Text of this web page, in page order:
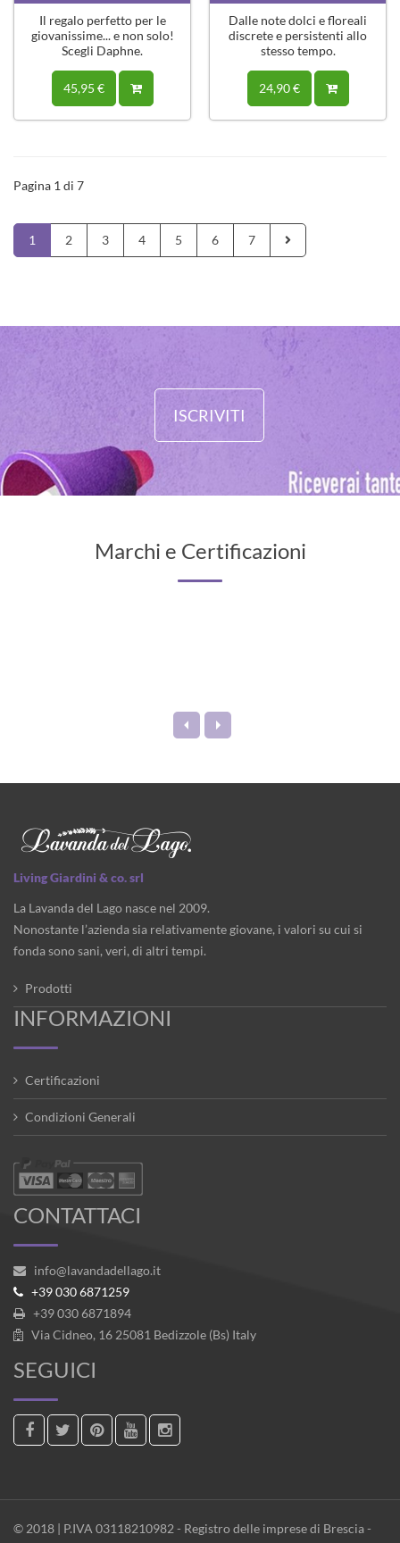
Il regalo perfetto per le
giovanissime... e non solo!
Scegli Daphne.
45,95 €
Dalle note dolci e floreali
discrete e persistenti allo
stesso tempo.
24,90 €
Pagina 1 di 7
1 2 3 4 5 6 7
ISCRIVITI
Marchi e Certificazioni
Living Giardini & co. srl
La Lavanda del Lago nasce nel 2009.
Nonostante l’azienda sia relativamente giovane, i valori su cui si
fonda sono sani, veri, di altri tempi.
Prodotti
INFORMAZIONI
Certificazioni
Condizioni Generali
CONTATTACI
info@lavandadellago.it
+39 030 6871259
+39 030 6871894
Via Cidneo, 16 25081 Bedizzole (Bs) Italy
SEGUICI
© 2018 | P.IVA 03118210982 - Registro delle imprese di Brescia -